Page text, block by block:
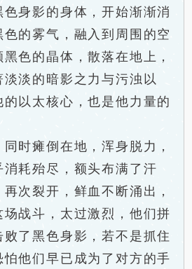
身影的身体，开始渐渐消
的雾气，融入到周围的空
色的晶体，散落在地上，
淡的暗影之力与污浊以
以太核心，也是他力量的
瘫倒在地，浑身脱力，
耗殆尽，额头布满了汗
次裂开，鲜血不断涌出，
战斗，太过激烈，他们拼
了黑色身影，若不是抓住
他们早已成为了对方的手